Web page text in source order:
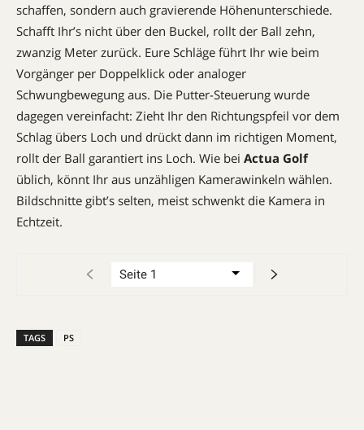
schaffen, sondern auch gravierende Höhenunterschiede.
Schafft Ihr’s nicht über den Buckel, rollt der Ball zehn,
zwanzig Meter zurück. Eure Schläge führt Ihr wie beim
Vorgänger per Doppelklick oder analoger
Schwungbewegung aus. Die Putter-Steu­erung wurde
dagegen vereinfacht: Zieht Ihr den Richtungspfeil vor dem
Schlag übers Loch und drückt dann im richtigen Moment,
rollt der Ball garantiert ins Loch. Wie bei Actua Golf
üblich, könnt Ihr aus unzähligen Kamerawinkeln wählen.
Bildschnitte gibt’s selten, meist schwenkt die Kamera in
Echtzeit.
TAGS PS